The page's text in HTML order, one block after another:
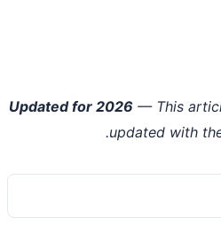
Updated for 2026 — This
updated